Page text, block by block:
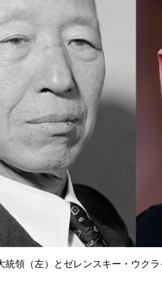
統領（左）とゼレンスキー・ウク